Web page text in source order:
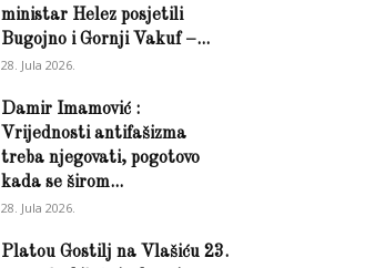
ministar Helez posjetili
Bugojno i Gornji Vakuf –...
28. Jula 2026.
Damir Imamović :
Vrijednosti antifašizma
treba njegovati, pogotovo
kada se širom...
28. Jula 2026.
Platou Gostilj na Vlašiću 23.